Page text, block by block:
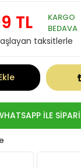
TL
KARGO
BEDAVA
taksitlerle
İLE